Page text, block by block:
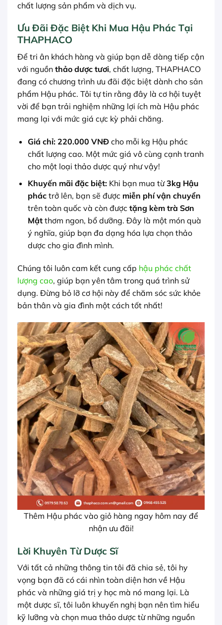
chất lượng sản phẩm và dịch vụ.
Ưu Đãi Đặc Biệt Khi Mua Hậu Phác Tại
THAPHACO
Để tri ân khách hàng và giúp bạn dễ dàng tiếp cận
với nguồn thảo dược tươi, chất lượng, THAPHACO
đang có chương trình ưu đãi đặc biệt dành cho sản
phẩm Hậu phác. Tôi tự tin rằng đây là cơ hội tuyệt
vời để bạn trải nghiệm những lợi ích mà Hậu phác
mang lại với mức giá cực kỳ phải chăng.
Giá chỉ: 220.000 VNĐcho mỗi kg Hậu phác
chất lượng cao. Một mức giá vô cùng cạnh tranh
cho một loại thảo dược quý như vậy!
Khuyến mãi đặc biệt:Khi bạn mua từ3kg Hậu
pháctrở lên, bạn sẽ được miễn phí vận chuyển
trên toàn quốc và còn được tặng kèm trà Sơn
Mậtthơm ngon, bổ dưỡng. Đây là một món quà
ý nghĩa, giúp bạn đa dạng hóa lựa chọn thảo
dược cho gia đình mình.
Chúng tôi luôn cam kết cung cấp hậu phác chất
lượng cao, giúp bạn yên tâm trong quá trình sử
dụng. Đừng bỏ lỡ cơ hội này để chăm sóc sức khỏe
bản thân và gia đình một cách tốt nhất!
Thêm Hậu phác vào giỏ hàng ngay hôm nay để
nhận ưu đãi!
Lời Khuyên Từ Dược Sĩ
Với tất cả những thông tin tôi đã chia sẻ, tôi hy
vọng bạn đã có cái nhìn toàn diện hơn về Hậu
phác và những giá trị y học mà nó mang lại. Là
một dược sĩ, tôi luôn khuyến nghị bạn nên tìm hiểu
kỹ lưỡng và chọn mua thảo dược từ những nguồn